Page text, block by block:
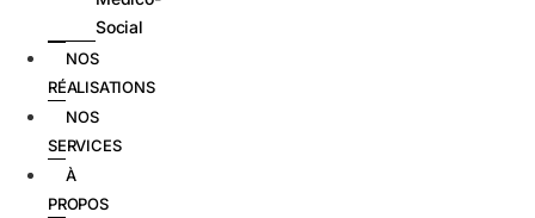
Social
NOS
RÉALISATIONS
NOS
SERVICES
À
PROPOS